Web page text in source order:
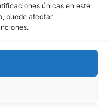
únicas en este
puede afectar